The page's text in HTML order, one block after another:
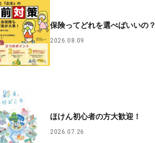
保険ってどれを選べばいいの？
2026.08.09
ほけん初心者の方大歓迎！
2026.07.26